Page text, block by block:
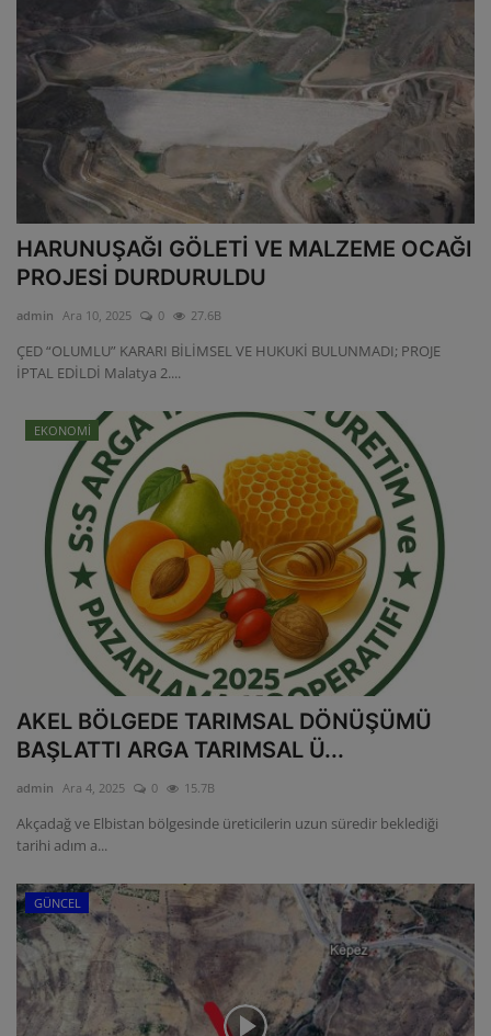
HARUNUŞAĞI GÖLETİ VE MALZEME OCAĞI
PROJESİ DURDURULDU
admin Ara 10, 2025 0 27.6B
ÇED “OLUMLU” KARARI BİLİMSEL VE HUKUKİ BULUNMADI; PROJE
İPTAL EDİLDİ Malatya 2....
EKONOMİ
AKEL BÖLGEDE TARIMSAL DÖNÜŞÜMÜ
BAŞLATTI ARGA TARIMSAL Ü...
admin Ara 4, 2025 0 15.7B
Akçadağ ve Elbistan bölgesinde üreticilerin uzun süredir beklediği
tarihi adım a...
GÜNCEL